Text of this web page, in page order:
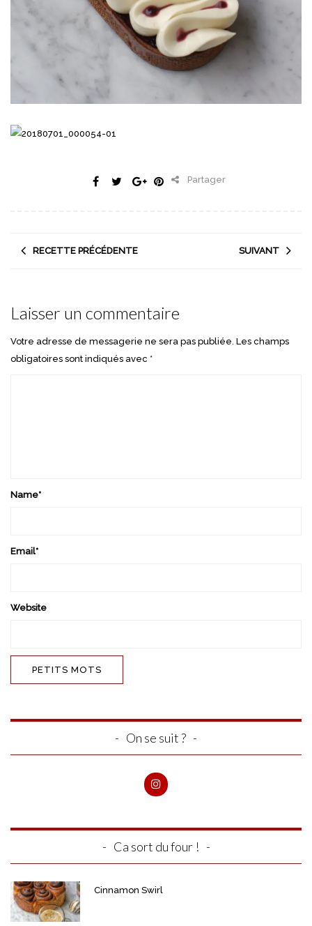
Partager
RECETTE PRÉCÉDENTE SUIVANT
Laisser un commentaire
Votre adresse de messagerie ne sera pas publiée. Les champs
obligatoires sont indiqués avec *
Name*
Email*
Website
On se suit ?
Ca sort du four !
Cinnamon Swirl